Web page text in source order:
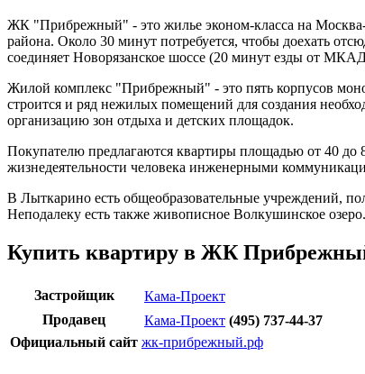
ЖК "Прибрежный" - это жилье эконом-класса на Москва-
района. Около 30 минут потребуется, чтобы доехать
соединяет Новорязанское шоссе (20 минут езды от
Жилой комплекс "Прибрежный" - это пять корпусов
строится и ряд нежилых помещений для создания
организацию зон отдыха и детских площадок.
Покупателю предлагаются квартиры площадью от 40 до
жизнедеятельности человека инженерными
В Лыткарино есть общеобразовательные учреждений,
Неподалеку есть также живописное Волкушинское озеро.
Купить квартиру в ЖК
Застройщик
Кама-Проект
Продавец
Кама-Проект (495) 737-44-37
Официальный сайт жк-прибрежный.рф